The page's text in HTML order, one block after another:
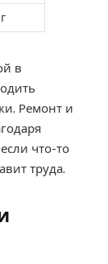
в
Ремонт и
что-то
труда.